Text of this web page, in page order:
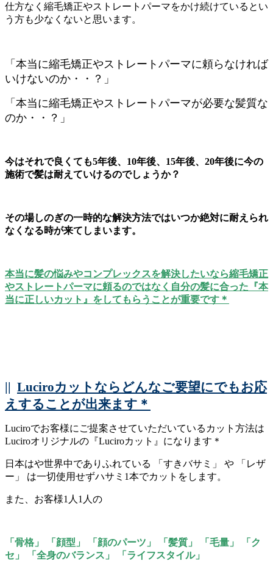
仕方なく縮毛矯正やストレートパーマをかけ続けているとい
う方も少なくないと思います。
「本当に縮毛矯正やストレートパーマに頼らなければ
いけないのか・・？」
「本当に縮毛矯正やストレートパーマが必要な髪質な
のか・・？」
今はそれで良くても5年後、10年後、15年後、20年後に今の
施術で髪は耐えていけるのでしょうか？
その場しのぎの一時的な解決方法ではいつか絶対に耐えられ
なくなる時が来てしまいます。
本当に髪の悩みやコンプレックスを解決したいなら縮毛矯正
やストレートパーマに頼るのではなく自分の髪に合った『本
当に正しいカット』をしてもらうことが重要です＊
|| Luciroカットならどんなご要望にでもお応
えすることが出来ます＊
Luciroでお客様にご提案させていただいているカット方法は
Luciroオリジナルの『Luciroカット』になります＊
日本はや世界中でありふれている 「すきバサミ」 や 「レザ
ー」 は一切使用せずハサミ1本でカットをします。
また、お客様1人1人の
「骨格」 「顔型」 「顔のパーツ」 「髪質」 「毛量」 「ク
セ」 「全身のバランス」 「ライフスタイル」